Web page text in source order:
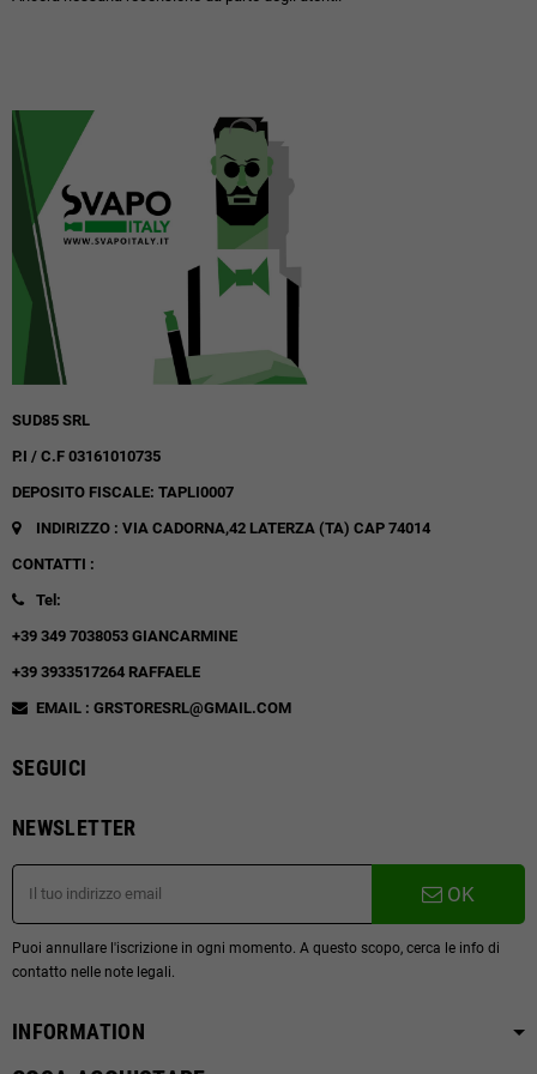
SUD85 SRL
P.I / C.F 03161010735
DEPOSITO FISCALE: TAPLI0007
INDIRIZZO : VIA CADORNA,42 LATERZA (TA) CAP 74014
CONTATTI :
Tel:
+39 349 7038053 GIANCARMINE
+39 3933517264 RAFFAELE
EMAIL : GRSTORESRL@GMAIL.COM
SEGUICI
NEWSLETTER
OK
Puoi annullare l'iscrizione in ogni momento. A questo scopo, cerca le info di
contatto nelle note legali.
INFORMATION